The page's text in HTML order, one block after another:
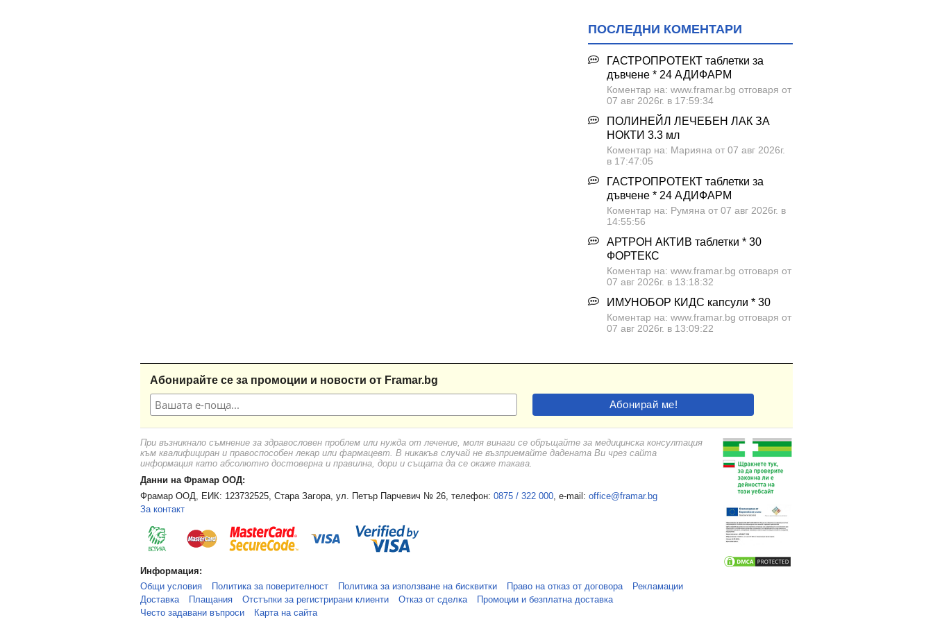
ПОСЛЕДНИ КОМЕНТАРИ
ГАСТРОПРОТЕКТ таблетки за
дъвчене * 24 АДИФАРМ
Коментар на: www.framar.bg отговаря от
07 авг 2026г. в 17:59:34
ПОЛИНЕЙЛ ЛЕЧЕБЕН ЛАК ЗА
НОКТИ 3.3 мл
Коментар на: Марияна от 07 авг 2026г.
в 17:47:05
ГАСТРОПРОТЕКТ таблетки за
дъвчене * 24 АДИФАРМ
Коментар на: Румяна от 07 авг 2026г. в
14:55:56
АРТРОН АКТИВ таблетки * 30
ФОРТЕКС
Коментар на: www.framar.bg отговаря от
07 авг 2026г. в 13:18:32
ИМУНОБОР КИДС капсули * 30
Коментар на: www.framar.bg отговаря от
07 авг 2026г. в 13:09:22
Абонирайте се за промоции и новости от Framar.bg
При възникнало съмнение за здравословен проблем или нужда от лечение, моля винаги се обръщайте за медицинска консултация
към квалифициран и правоспособен лекар или фармацевт. В никакъв случай не възприемайте дадената Ви чрез сайта
информация като абсолютно достоверна и правилна, дори и същата да се окаже такава.
Данни на Фрамар ООД:
Фрамар ООД, ЕИК: 123732525, Стара Загора, ул. Петър Парчевич № 26, телефон: 0875 / 322 000 , e-mail: office@framar.bg
За контакт
Информация:
Общи условия
Политика за поверителност Политика за използване на бисквитки Право на отказ от договора
Рекламации
Доставка
Плащания Отстъпки за регистрирани клиенти Отказ от сделка
Промоции и безплатна доставка
Често задавани въпроси
Карта на сайта